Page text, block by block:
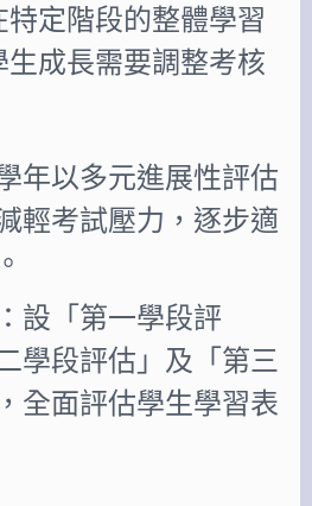
定階段的整體學習
生成長需要調整考核
年以多元進展性評估
輕考試壓力，逐步適
設「第一學段評
學段評估」及「第三
全面評估學生學習表